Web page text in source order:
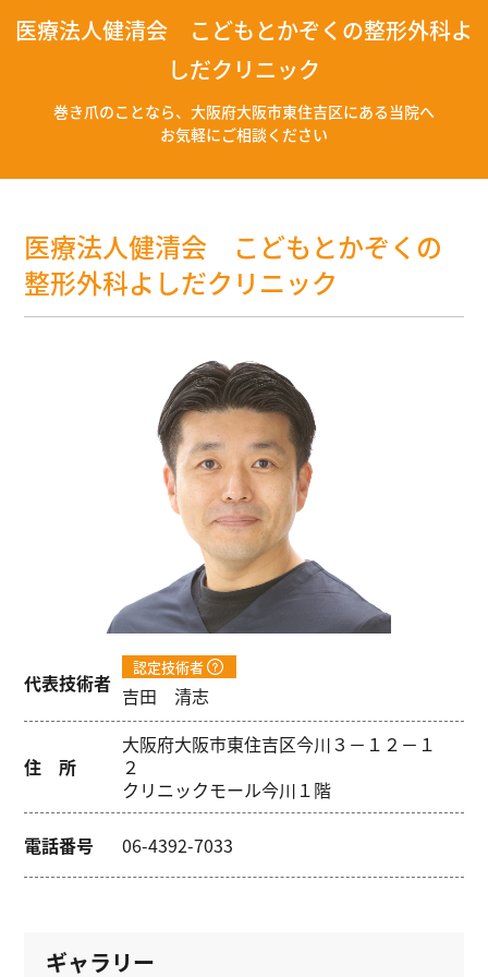
医療法人健清会 こどもとかぞくの整形外科よ
しだクリニック
巻き爪のことなら、大阪府大阪市東住吉区にある当院へ
お気軽にご相談ください
医療法人健清会 こどもとかぞくの
整形外科よしだクリニック
代表技術者
認定技術者
吉田 清志
住 所
大阪府大阪市東住吉区今川３－１２－１
２
クリニックモール今川１階
電話番号 06-4392-7033
ギャラリー